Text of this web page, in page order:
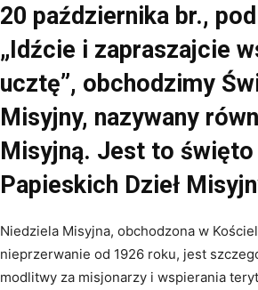
20 października br., pod
„Idźcie i zapraszajcie
ucztę”, obchodzimy
Misyjny, nazywany
Misyjną. Jest to święto
Papieskich Dzieł
Niedziela Misyjna, obchodzona w
nieprzerwanie od 1926 roku, jest
modlitwy za misjonarzy i wspierania